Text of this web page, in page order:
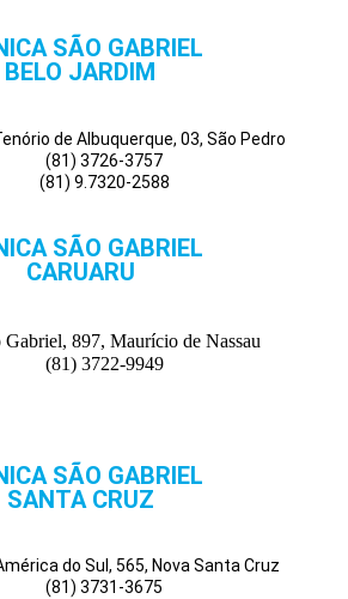
SÃO GABRIEL
BELO JARDIM
de Albuquerque, 03, São Pedro
(81) 3726-3757
(81) 9.7320-2588
SÃO GABRIEL
CARUARU
Gabriel, 897, Maurício de Nassau
(81) 3722-9949
SÃO GABRIEL
SANTA CRUZ
do Sul, 565, Nova Santa Cruz
(81) 3731-3675